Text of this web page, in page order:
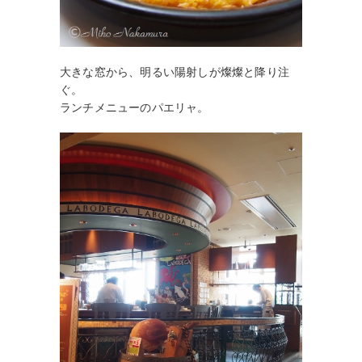
大きな窓から、明るい陽射しが燦燦と降り注
ぐ。
ランチメニューのパエリャ。